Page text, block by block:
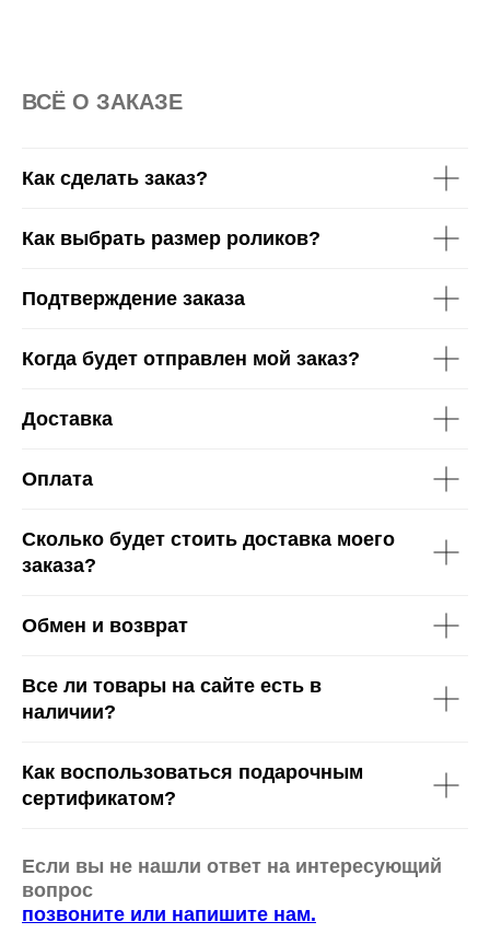
ВСË О ЗАКАЗЕ
Как сделать заказ?
Как выбрать размер роликов?
Подтверждение заказа
Когда будет отправлен мой заказ?
Доставка
Оплата
Сколько будет стоить доставка моего
заказа?
Обмен и возврат
Все ли товары на сайте есть в
наличии?
Как воспользоваться подарочным
сертификатом?
Если вы не нашли ответ на интересующий
вопрос
позвоните или напишите нам.